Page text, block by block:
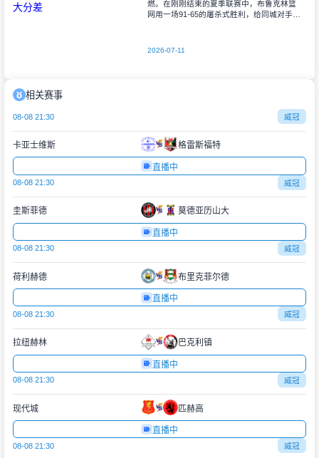
燃。在刚刚结束的夏季联赛中，布鲁克林篮
网用一场91-65的屠杀式胜利，给同城对手尼
2026-07-11
相关赛事
08-08 21:30 威冠
卡亚士维斯 格雷斯福特
直播中
08-08 21:30 威冠
圭斯菲德 莫德亚历山大
直播中
08-08 21:30 威冠
荷利赫德 布里克菲尔德
直播中
08-08 21:30 威冠
拉纽赫林 巴克利镇
直播中
08-08 21:30 威冠
现代城 匹赫高
直播中
08-08 21:30 威冠